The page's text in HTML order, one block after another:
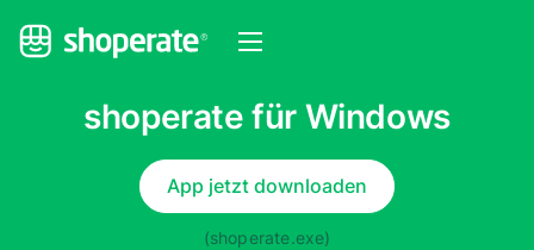
shoperate für Windows
App jetzt downloaden
(shoperate.exe)